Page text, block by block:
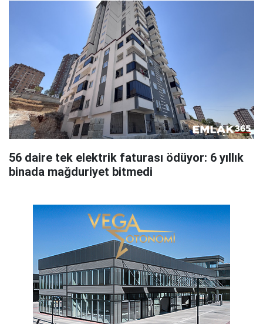
56 daire tek elektrik faturası ödüyor: 6 yıllık
binada mağduriyet bitmedi